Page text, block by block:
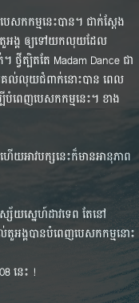
េសកកម្ម​នេះ​បាន។ ជាក់​ស្ដែង
តួអង្គ​ ឲ្យ​ទៅ​យក​លុយ​ដែល​
វី​ត្បិត​តែ​ Madam Dance ជា​
រគល់​លុយ​ជំពាក់​នោះ​បាន ពេល​
បំពេញ​បេសកកម្ម​នេះ។ ខាង​
យ​អាវ​បក្ស​នេះ​ក៏​មាន​អានុភាព​
ស័យ​ស្នេហ៍​ដាវ​ទេព តែ​នៅ​
អង្គ​បាន​បំពេញ​បេសកកម្ម​នោះ​
នេះ​ !